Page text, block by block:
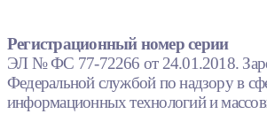
Регистрационный номер серии
ЭЛ № ФС 77-72266 от 24.01.2018.
Федеральной службой по надзору в
информационных технологий и